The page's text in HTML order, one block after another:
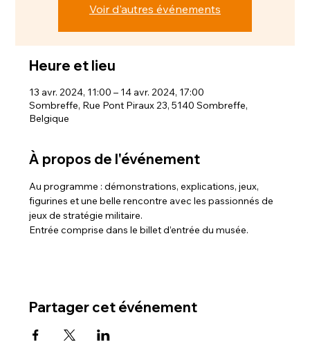
Voir d'autres événements
Heure et lieu
13 avr. 2024, 11:00 – 14 avr. 2024, 17:00
Sombreffe, Rue Pont Piraux 23, 5140 Sombreffe,
Belgique
À propos de l'événement
Au programme : démonstrations, explications, jeux,
figurines et une belle rencontre avec les passionnés de
jeux de stratégie militaire.
Entrée comprise dans le billet d’entrée du musée.
Partager cet événement